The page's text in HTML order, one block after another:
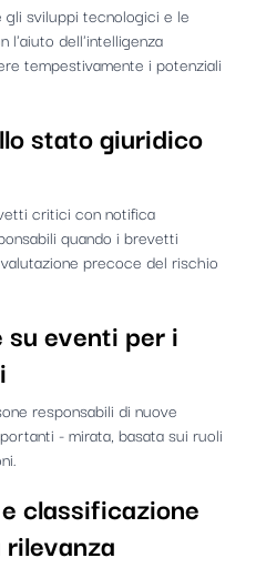
sviluppi tecnologici e le
l'aiuto dell'intelligenza
tempestivamente i potenziali
stato giuridico
critici con notifica
quando i brevetti
precoce del rischio
eventi per i
responsabili di nuove
- mirata, basata sui ruoli
classificazione